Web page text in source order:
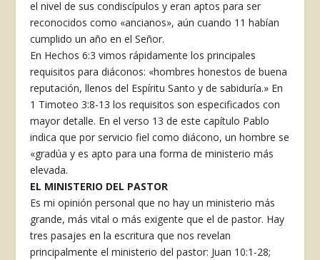
el nivel de sus condiscípulos y eran aptos para ser
reconocidos como «ancianos», aún cuando 11 habían
cumplido un año en el Señor.
En Hechos 6:3 vimos rápidamente los principales
requisitos para diáconos: «hombres honestos de buena
reputación, llenos del Espíritu Santo y de sabiduría.» En
1 Timoteo 3:8-13 los requisitos son especificados con
mayor detalle. En el verso 13 de este capítulo Pablo
indica que por servicio fiel como diácono, un hombre se
«gradúa y es apto para una forma de ministerio más
elevada.
EL MINISTERIO DEL PASTOR
Es mi opinión personal que no hay un ministerio más
grande, más vital o más exigente que el de pastor. Hay
tres pasajes en la escritura que nos revelan
principalmente el ministerio del pastor: Juan 10:1-28;